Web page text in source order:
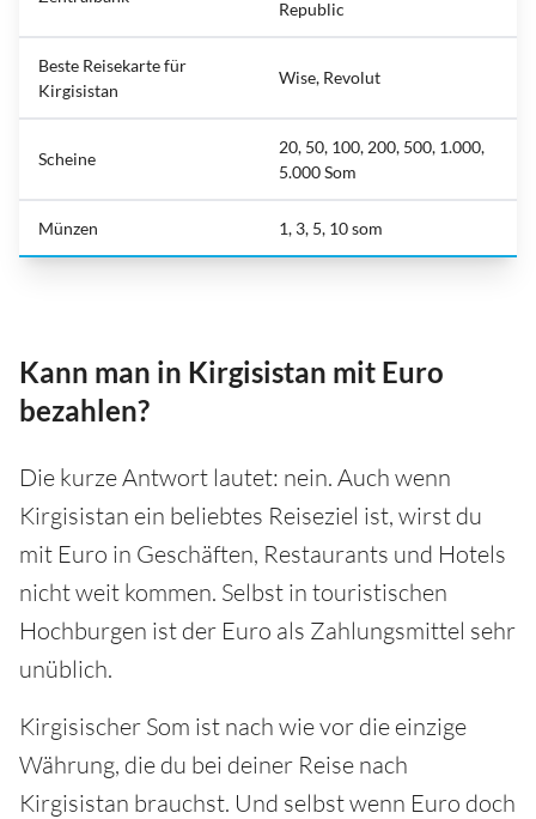
Republic
Beste Reisekarte für
Kirgisistan
Wise, Revolut
Scheine
20, 50, 100, 200, 500, 1.000,
5.000 Som
Münzen 1, 3, 5, 10 som
Kann man in Kirgisistan mit Euro
bezahlen?
Die kurze Antwort lautet: nein. Auch wenn
Kirgisistan ein beliebtes Reiseziel ist, wirst du
mit Euro in Geschäften, Restaurants und Hotels
nicht weit kommen. Selbst in touristischen
Hochburgen ist der Euro als Zahlungsmittel sehr
unüblich.
Kirgisischer Som ist nach wie vor die einzige
Währung, die du bei deiner Reise nach
Kirgisistan brauchst. Und selbst wenn Euro doch